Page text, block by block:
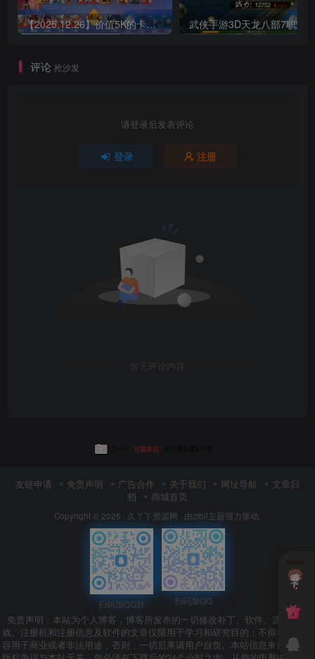
【2025.12.26】价值5K的卡牌手游【SNK拳皇全明星激斗版】双端+源码+GM后台+搭建教程
评论 抢沙发
请登录后发表评论
登录 注册
暂无评论内容
友链申请 免责声明 广告合作 关于我们 网址导航
文章归
档
商城首页
Copyright © 2025 · 久丫丫资源网 · 由zibll主题强力驱动.
扫码加QQ群 扫码加QQ
免责声明：本站为个人博客，博客所发布的一切修改补丁、软件、源码、游
戏、注册机和注册信息及软件的文章仅限用于学习和研究目的；不得将上述内
容用于商业或者非法用途，否则，一切后果请用户自负。本站信息来自网络，